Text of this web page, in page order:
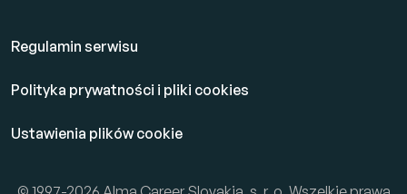
Regulamin serwisu
Polityka prywatności i pliki cookies
Ustawienia plików cookie